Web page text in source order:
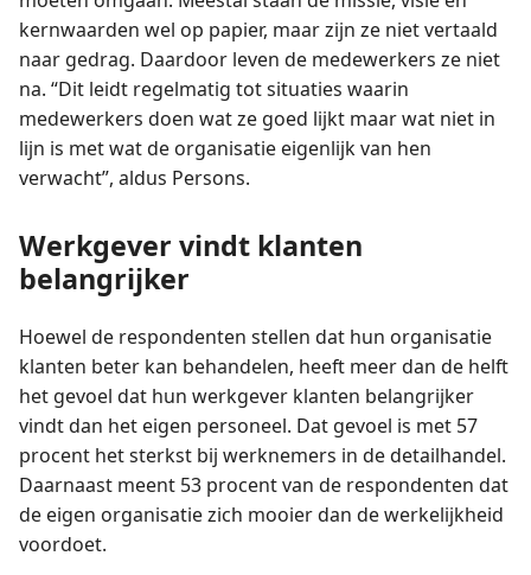
kernwaarden wel op papier, maar zijn ze niet vertaald
naar gedrag. Daardoor leven de medewerkers ze niet
na. “Dit leidt regelmatig tot situaties waarin
medewerkers doen wat ze goed lijkt maar wat niet in
lijn is met wat de organisatie eigenlijk van hen
verwacht”, aldus Persons.
Werkgever vindt klanten
belangrijker
Hoewel de respondenten stellen dat hun organisatie
klanten beter kan behandelen, heeft meer dan de helft
het gevoel dat hun werkgever klanten belangrijker
vindt dan het eigen personeel. Dat gevoel is met 57
procent het sterkst bij werknemers in de detailhandel.
Daarnaast meent 53 procent van de respondenten dat
de eigen organisatie zich mooier dan de werkelijkheid
voordoet.